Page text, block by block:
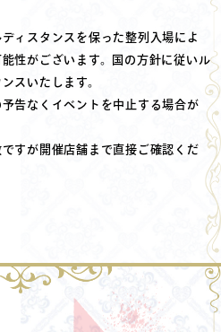
ィスタンスを保った整列入場によ
性がございます。国の方針に従いル
スいたします。
告なくイベントを中止する場合が
すが開催店舗まで直接ご確認くだ